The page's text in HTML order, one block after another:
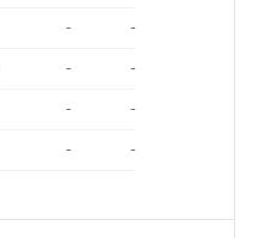
-
-
-
-
-
-
- -